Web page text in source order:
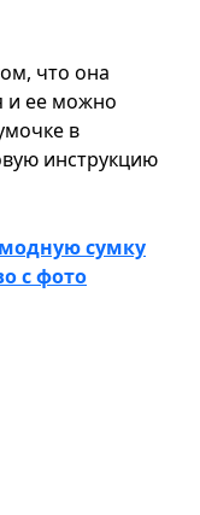
что она
и ее можно
в
инструкцию
сумку
с фото